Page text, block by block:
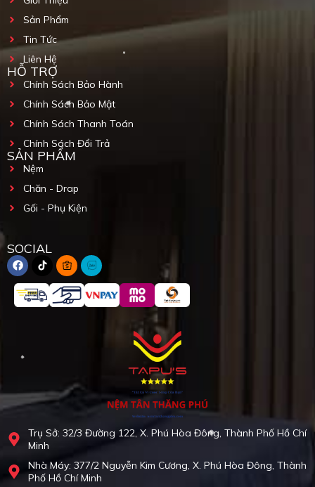
Trụ Sở: 32/3 Đường 122, X. Phú Hòa Đông, Thành Phố Hồ Chí
Minh
Nhà Máy: 377/2 Nguyễn Kim Cương, X. Phú Hòa Đông, Thành
Phố Hồ Chí Minh
Sản Phẩm
Tin Tức
Liên Hệ
HỖ TRỢ
Chính Sách Bảo Hành
Chính Sách Bảo Mật
Chính Sách Thanh Toán
Chính Sách Đổi Trả
SẢN PHẨM
Nệm
Chăn - Drap
Gối - Phụ Kiện
SOCIAL